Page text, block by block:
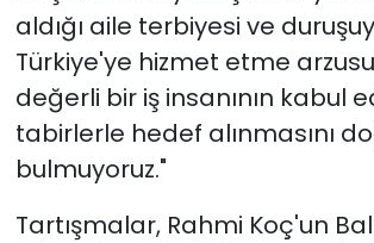
aldığı aile terbiyesi ve
Türkiye'ye hizmet etme
değerli bir iş insanının kabul
tabirlerle hedef alınmasını
bulmuyoruz."
Tartışmalar, Rahmi Koç'un